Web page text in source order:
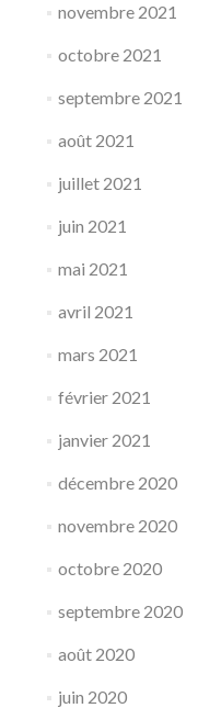
novembre 2021
octobre 2021
septembre 2021
août 2021
juillet 2021
juin 2021
mai 2021
avril 2021
mars 2021
février 2021
janvier 2021
décembre 2020
novembre 2020
octobre 2020
septembre 2020
août 2020
juin 2020